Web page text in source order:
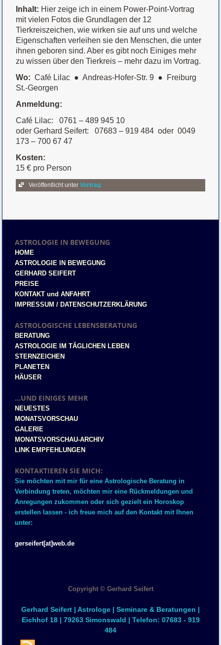
Inhalt: Hier zeige ich in einem Power-Point-Vortrag
mit vielen Fotos die Grundlagen der 12
Tierkreiszeichen, wie wirken sie auf uns und welche
Eigenschaften verleihen sie den Menschen, die unter
ihnen geboren sind. Aber es gibt noch Einiges mehr
zu wissen über den Tierkreis – mehr dazu im Vortrag.
Wo: Café Lilac ● Andreas-Hofer-Str. 9 ● Freiburg
St.-Georgen
Anmeldung:
Café Lilac: 0761 – 489 945 10
oder Gerhard Seifert: 07683 – 919 484 oder 0049
173 – 700 67 47
Kosten:
15 € pro Person
Veröffentlicht unter Vortrag
ASTROLOGIE IN BEWEGUNG
HOME
ASTROLOGIE IN BEWEGUNG
GERHARD SEIFERT
PREISE
KONTAKT und ANFAHRT
IMPRESSUM / DATENSCHUTZERKLÄRUNG
ASTROLOGISCHE LEBENSBERATUNG
BERATUNG
ASTROLOGIE IM TÄGLICHEN LEBEN
STERNZEICHEN
PLANETEN
HÄUSER
...UND EINIGES MEHR
NEUESTES
MONATSVORSCHAU
GALERIE
MONATSVORSCHAU-ARCHIV
LINK EMPFEHLUNGEN
KONTAKTIEREN SIE MICH:
Sie möchten mit mir für eine Astrologische Beratung in
Verbindung treten, möchten mir eine Rückmeldungen und
Anregungen zukommen oder sich gezielt ein Horoskop
erstellen lassen - ich freue mich auf den Kontakt mit Ihnen
unter:
gerseifert[at]web.de
Copyright © Gerhard Seifert
Gerhard Seifert | Astrologe | Seminare & Beratungen |
Eichhof 18 | 79263 Simonswald | Telefon: 07683 - 919
484